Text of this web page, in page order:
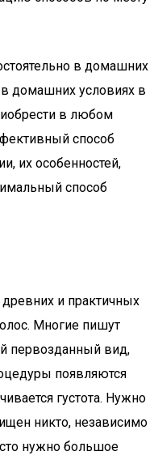
в домашних
домашних условиях в
в любом
способ
их особенностей,
способ
и практичных
Многие пишут
первозданный вид,
появляются
густота. Нужно
никто, независимо
нужно большое